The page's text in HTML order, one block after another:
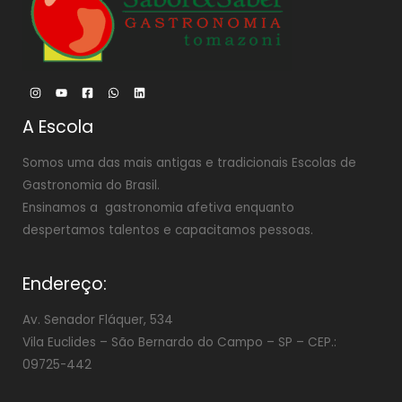
A Escola
Somos uma das mais antigas e tradicionais Escolas de
Gastronomia do Brasil.
Ensinamos a gastronomia afetiva enquanto
despertamos talentos e capacitamos pessoas.
Endereço:
Av. Senador Fláquer, 534
Vila Euclides – São Bernardo do Campo – SP – CEP.:
09725-442